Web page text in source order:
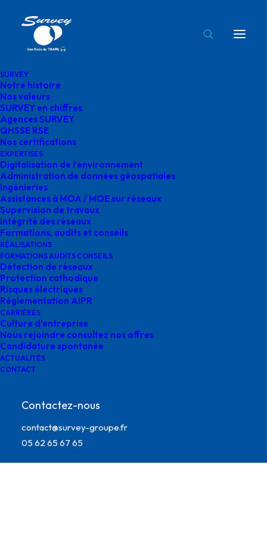
SURVEY
Notre histoire
Nos valeurs
SURVEY en chiffres
Agences SURVEY
QHSSE RSE
Nos certifications
EXPERTISES
Digitalisation de l’environnement
Administration de données géospatiales
Ingénieries
Assistances à MOA / MOE sur réseaux
Supervision de travaux
Intégrité des réseaux
Formations, audits et conseils
RÉALISATIONS
FORMATIONS AUDITS CONSEILS
Détection de réseaux
Protection cathodique
Risques électriques
Réglementation AIPR
CARRIÈRES
Culture d’entreprise
Nous rejoindre consultez nos offres
Candidature spontanée
ACTUALITÉS
CONTACT
Contactez-nous
contact@survey-groupe.fr
05 62 65 67 65
Accueil
reference-client-
survey
reference-client-survey